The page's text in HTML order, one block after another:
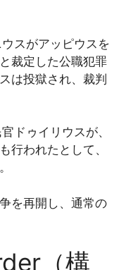
スがアッピウスを
裁定した公職犯罪
は投獄され、裁判
ドゥイリウスが、
行われたとして、
を再開し、通常の
（構